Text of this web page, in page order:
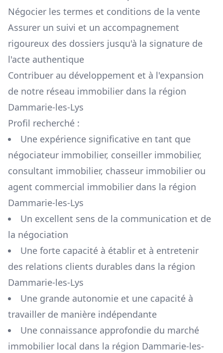
Négocier les termes et conditions de la vente
Assurer un suivi et un accompagnement
rigoureux des dossiers jusqu'à la signature de
l'acte authentique
Contribuer au développement et à l'expansion
de notre réseau immobilier dans la région
Dammarie-les-Lys
Profil recherché :
Une expérience significative en tant que
négociateur immobilier, conseiller immobilier,
consultant immobilier, chasseur immobilier ou
agent commercial immobilier dans la région
Dammarie-les-Lys
Un excellent sens de la communication et de
la négociation
Une forte capacité à établir et à entretenir
des relations clients durables dans la région
Dammarie-les-Lys
Une grande autonomie et une capacité à
travailler de manière indépendante
Une connaissance approfondie du marché
immobilier local dans la région Dammarie-les-